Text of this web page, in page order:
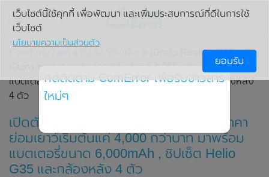
» เปิดตัว Realme C15 อย่าง
เป็นทางการ ราคาย่อมเยาว์เริ่มต้นแค่ 4,000 กว่าบาท มาพร้อม
แบตเตอรี่ขนาด 6,000mAh , ชิปเซ็ต Helio G35 และกล้องหลัง
4 ตัว
เปิดตัว Realme C15 อย่างเป็นทางการ ราคา
ย่อมเยาว์เริ่มต้นแค่ 4,000 กว่าบาท มาพร้อม
แบตเตอรี่ขนาด 6,000mAh , ชิปเซ็ต Helio
G35 และกล้องหลัง 4 ตัว
เว็บไซต์นี้ใช้คุกกี้ เพื่อพัฒนา และเพิ่มประสบการณ์ที่ดีในการใช้
เว็บไซต์
นโยบายความเป็นส่วนตัว
ยอมรับ
กดติดตาม ComError เพื่อรับข่าวสาร
ใหม่ๆ